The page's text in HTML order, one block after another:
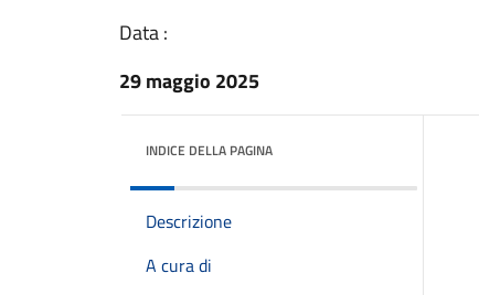
Data :
29 maggio 2025
INDICE DELLA PAGINA
Descrizione
A cura di